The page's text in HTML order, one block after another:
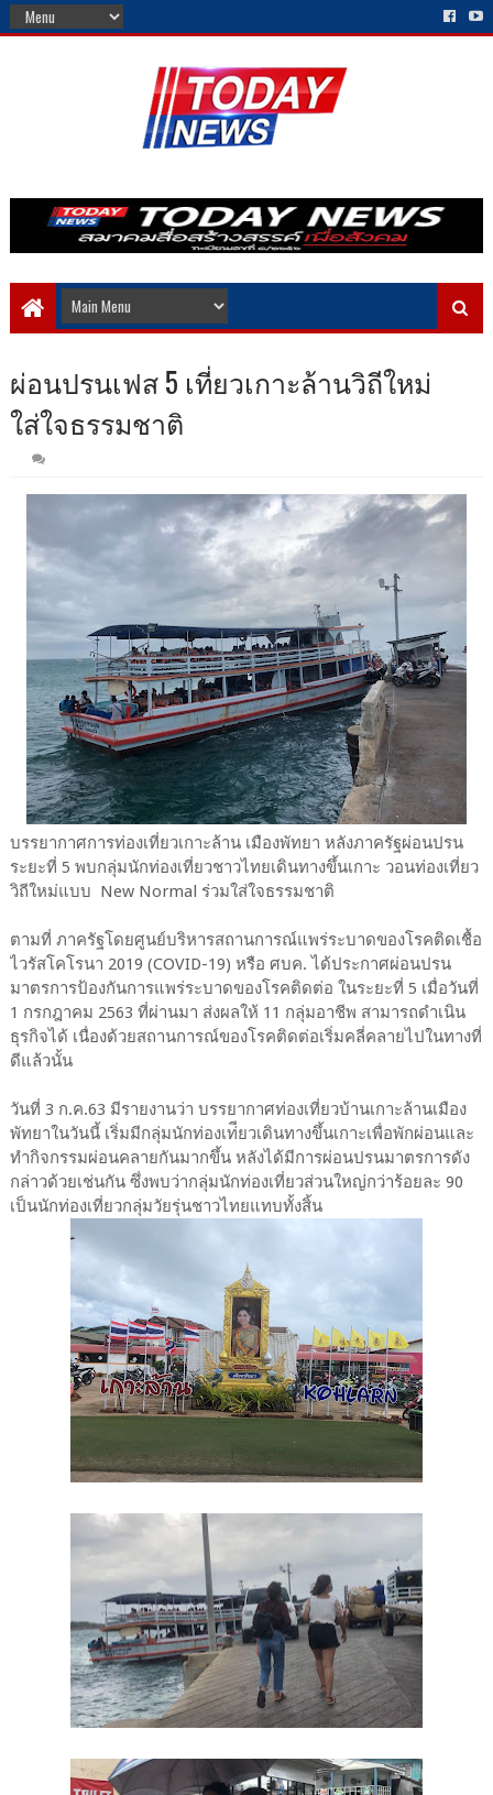
ผ่อนปรนเฟส 5 เที่ยวเกาะล้านวิถีใหม่
ใส่ใจธรรมชาติ
บรรยากาศการท่องเที่ยวเกาะล้าน เมืองพัทยา หลังภาครัฐผ่อนปรน
ระยะที่ 5 พบกลุ่มนักท่องเที่ยวชาวไทยเดินทางขึ้นเกาะ วอนท่องเที่ยว
วิถีใหม่แบบ New Normal ร่วมใส่ใจธรรมชาติ
ตามที่ ภาครัฐโดยศูนย์บริหารสถานการณ์แพร่ระบาดของโรคติดเชื้อ
ไวรัสโคโรนา 2019 (COVID-19) หรือ ศบค. ได้ประกาศผ่อนปรน
มาตรการป้องกันการแพร่ระบาดของโรคติดต่อ ในระยะที่ 5 เมื่อวันที่
1 กรกฎาคม 2563 ที่ผ่านมา ส่งผลให้ 11 กลุ่มอาชีพ สามารถดำเนิน
ธุรกิจได้ เนื่องด้วยสถานการณ์ของโรคติดต่อเริ่มคลี่คลายไปในทางที่
ดีแล้วนั้น
วันที่ 3 ก.ค.63 มีรายงานว่า บรรยากาศท่องเที่ยวบ้านเกาะล้านเมือง
พัทยาในวันนี้ เริ่มมีกลุ่มนักท่องเท่ียวเดินทางขึ้นเกาะเพื่อพักผ่อนและ
ทำกิจกรรมผ่อนคลายกันมากขึ้น หลังได้มีการผ่อนปรนมาตรการดัง
กล่าวด้วยเช่นกัน ซึ่งพบว่ากลุ่มนักท่องเที่ยวส่วนใหญ่กว่าร้อยละ 90
เป็นนักท่องเที่ยวกลุ่มวัยรุ่นชาวไทยแทบทั้งสิ้น